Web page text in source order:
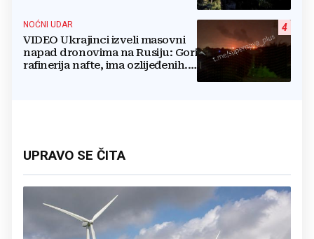
4
NOĆNI UDAR
VIDEO Ukrajinci izveli masovni
napad dronovima na Rusiju: Gori
rafinerija nafte, ima ozlijeđenih.
UPRAVO SE ČITA